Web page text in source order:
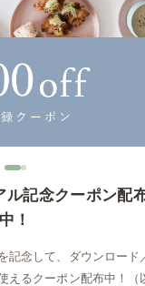
フ関の拘り
ル記念クーポン配
中！
記念して、ダウンロード
えるクーポン配布中！（